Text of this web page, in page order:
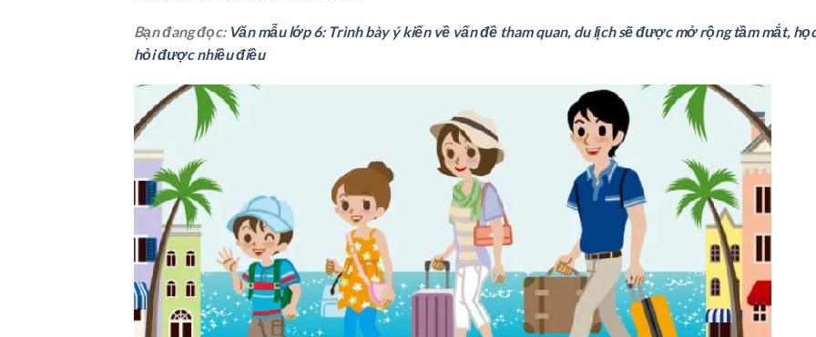
Bạn đang đọc: Văn mẫu lớp 6: Trình bày ý kiến về vấn đề tham quan, du lịch sẽ được mở rộng tầm mắt,
hỏi được nhiều điều